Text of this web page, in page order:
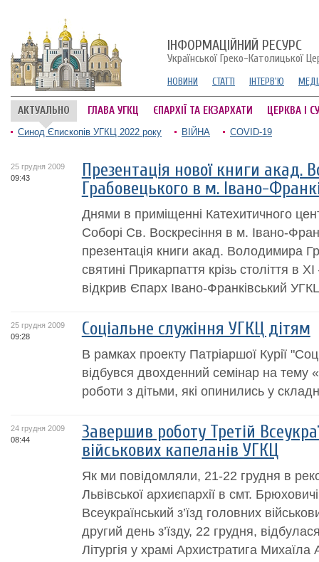
ІНФОРМАЦІЙНИЙ РЕСУРС
Української Греко-Католицької
НОВИНИ СТАТТІ ІНТЕРВ'Ю
АКТУАЛЬНО ГЛАВА УГКЦ ЄПАРХІЇ ТА ЕКЗАРХАТИ ЦЕРКВА І
Синод Єпископів УГКЦ 2022 року ВІЙНА COVID-19
25 грудня 2009
09:43
Презентація нової книги акад.
Грабовецького в м. Івано-
Днями в приміщенні Катехитичного
Соборі Св. Воскресіння в м. Івано-
презентація книги акад. Володимира
святині Прикарпаття крізь століття в
відкрив Єпарх Івано-Франківський
25 грудня 2009
09:28
Соціальне служіння УГКЦ дітям
В рамках проекту Патріаршої Курії
відбувся двохденний семінар на тему
роботи з дітьми, які опинились у
24 грудня 2009
08:44
Завершив роботу Третій
військових капеланів УГКЦ
Як ми повідомляли, 21-22 грудня в
Львівської архиєпархії в смт.
Всеукраїнський з’їзд головних
другий день з’їзду, 22 грудня,
Літургія у храмі Архистратига Михаїла